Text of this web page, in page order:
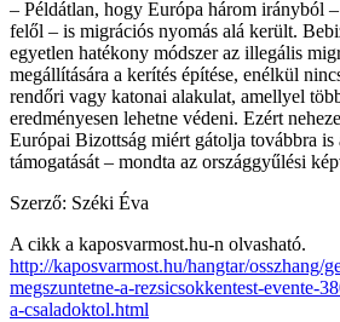
– Példátlan, hogy Európa három irányból
felől – is migrációs nyomás alá került.
egyetlen hatékony módszer az illegális
megállítására a kerítés építése, enélkül
rendőri vagy katonai alakulat, amellyel
eredményesen lehetne védeni. Ezért
Európai Bizottság miért gátolja továbbra is
támogatását – mondta az országgyűlési
Szerző: Széki Éva
A cikk a kaposvarmost.hu-n olvasható.
http://kaposvarmost.hu/hangtar/osszhang/
megszuntetne-a-rezsicsokkentest-evente-
a-csaladoktol.html